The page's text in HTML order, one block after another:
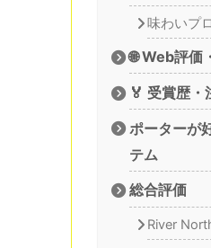
味わいプ
🌐 Web評価
🏅 受賞歴・
ポーターが
テム
総合評価
River